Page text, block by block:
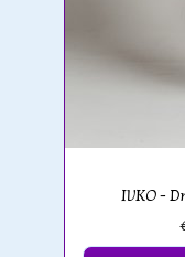
IVKO -